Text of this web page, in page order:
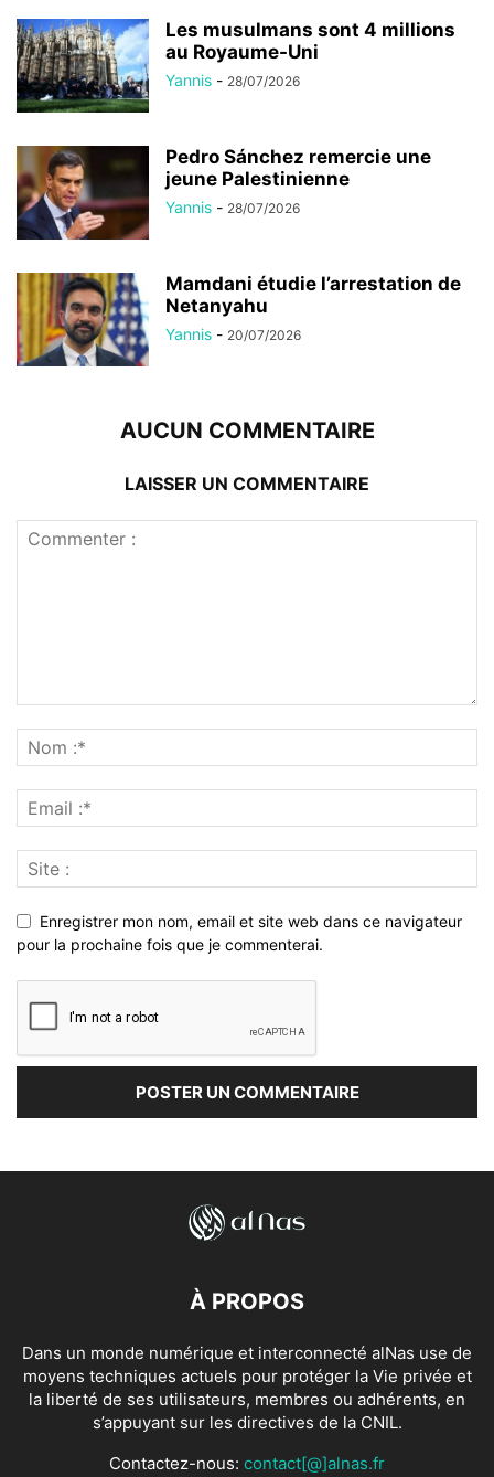
Les musulmans sont 4 millions
au Royaume-Uni
Yannis - 28/07/2026
Pedro Sánchez remercie une
jeune Palestinienne
Yannis - 28/07/2026
Mamdani étudie l’arrestation de
Netanyahu
Yannis - 20/07/2026
AUCUN COMMENTAIRE
LAISSER UN COMMENTAIRE
Enregistrer mon nom, email et site web dans ce navigateur
pour la prochaine fois que je commenterai.
À PROPOS
Dans un monde numérique et interconnecté alNas use de
moyens techniques actuels pour protéger la Vie privée et
la liberté de ses utilisateurs, membres ou adhérents, en
s’appuyant sur les directives de la CNIL.
Contactez-nous: contact[@]alnas.fr